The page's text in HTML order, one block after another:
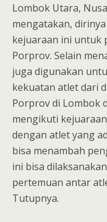
Lombok Utara,
mengatakan,
kejuaraan ini untuk
Porprov. Selain
juga digunakan
kekuatan atlet dari
Porprov di Lombok
mengikuti
dengan atlet yang
bisa menambah
ini bisa
pertemuan antar
Tutupnya.